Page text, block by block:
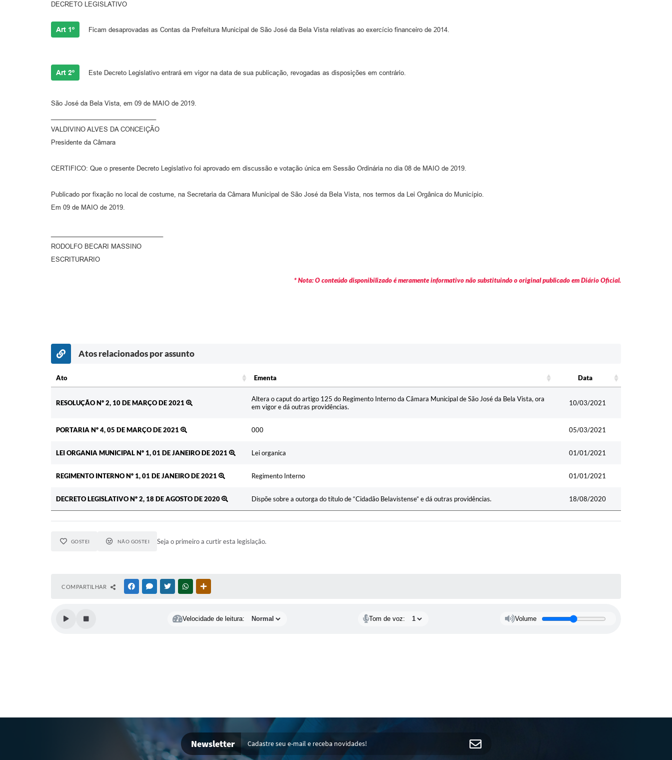
DECRETO LEGISLATIVO
Art 1º Ficam desaprovadas as Contas da Prefeitura Municipal de São José da Bela Vista relativas ao exercício financeiro de 2014.
Art 2º Este Decreto Legislativo entrará em vigor na data de sua publicação, revogadas as disposições em contrário.
São José da Bela Vista, em 09 de MAIO de 2019.
VALDIVINO ALVES DA CONCEIÇÃO
Presidente da Câmara
CERTIFICO: Que o presente Decreto Legislativo foi aprovado em discussão e votação única em Sessão Ordinária no dia 08 de MAIO de 2019.
Publicado por fixação no local de costume, na Secretaria da Câmara Municipal de São José da Bela Vista, nos termos da Lei Orgânica do Município.
Em 09 de MAIO de 2019.
RODOLFO BECARI MASSINO
ESCRITURARIO
* Nota: O conteúdo disponibilizado é meramente informativo não substituindo o original publicado em Diário Oficial.
Atos relacionados por assunto
Ato Ementa
Data
RESOLUÇÃO Nº 2, 10 DE MARÇO DE 2021
Altera o caput do artigo 125 do Regimento Interno da Câmara Municipal de São José da Bela Vista, ora
em vigor e dá outras providências.
10/03/2021
PORTARIA Nº 4, 05 DE MARÇO DE 2021 000 05/03/2021
LEI ORGANIA MUNICIPAL Nº 1, 01 DE JANEIRO DE 2021 Lei organica 01/01/2021
REGIMENTO INTERNO Nº 1, 01 DE JANEIRO DE 2021 Regimento Interno 01/01/2021
DECRETO LEGISLATIVO Nº 2, 18 DE AGOSTO DE 2020 Dispõe sobre a outorga do título de “Cidadão Belavistense” e dá outras providências. 18/08/2020
GOSTEI NÃO GOSTEI Seja o primeiro a curtir esta legislação.
COMPARTILHAR FACEBOOKMESSENGER
TWITTERWHATSAPP
Velocidade de leitura: Tom de voz: Volume
Newsletter Cadastre seu e-mail e receba novidades!